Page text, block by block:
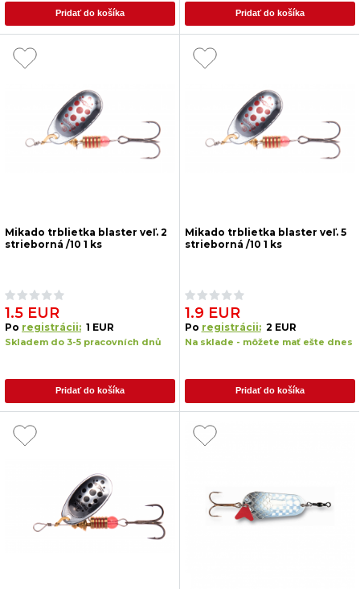
Pridať do košíka Pridať do košíka
Mikado trblietka blaster veľ. 2
strieborná /10 1 ks
1.5 EUR
Po registrácii: 1 EUR
Skladem do 3-5 pracovních dnů
Pridať do košíka
Mikado trblietka blaster veľ. 5
strieborná /10 1 ks
1.9 EUR
Po registrácii: 2 EUR
Na sklade - môžete mať ešte dnes
Pridať do košíka